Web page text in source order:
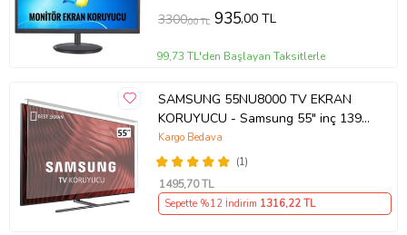
3300,00 TL 935,00 TL
99,73 TL'den Başlayan Taksitlerle
SAMSUNG 55NU8000 TV EKRAN
KORUYUCU - Samsung 55" inç 139
cm UE55NU8000TXTK Ekran
Koruyucu
(1)
Kargo Bedava
1495,70 TL
Sepette %12 İndirim 1316,22 TL